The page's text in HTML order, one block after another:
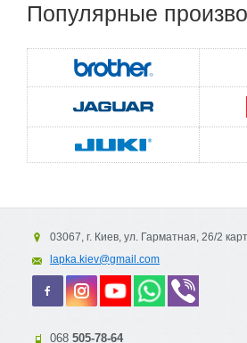
Популярные
03067, г. Киев, ул. Гарматная, 26/2
lapka.kiev@gmail.com
068 505-78-64